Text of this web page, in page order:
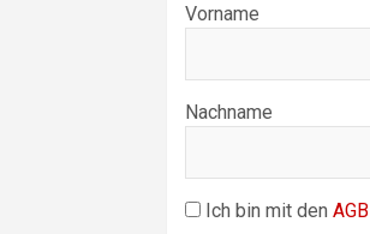
Vorname
Nachname
Ich bin mit denAGB